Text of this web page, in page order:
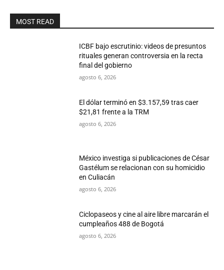
MOST READ
ICBF bajo escrutinio: videos de presuntos
rituales generan controversia en la recta
final del gobierno
agosto 6, 2026
El dólar terminó en $3.157,59 tras caer
$21,81 frente a la TRM
agosto 6, 2026
México investiga si publicaciones de César
Gastélum se relacionan con su homicidio
en Culiacán
agosto 6, 2026
Ciclopaseos y cine al aire libre marcarán el
cumpleaños 488 de Bogotá
agosto 6, 2026